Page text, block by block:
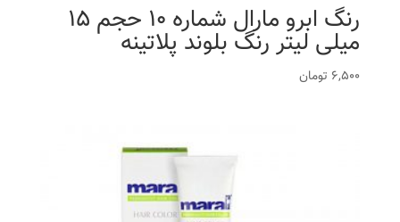
رنگ ابرو مارال شماره 10 حجم 15
میلی لیتر رنگ بلوند پلاتینه
6,500 تومان